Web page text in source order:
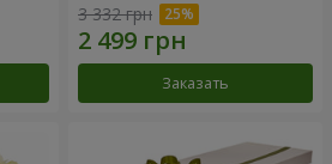
3 332 грн
Заказать